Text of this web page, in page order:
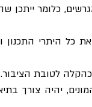
לטובת הציבור.